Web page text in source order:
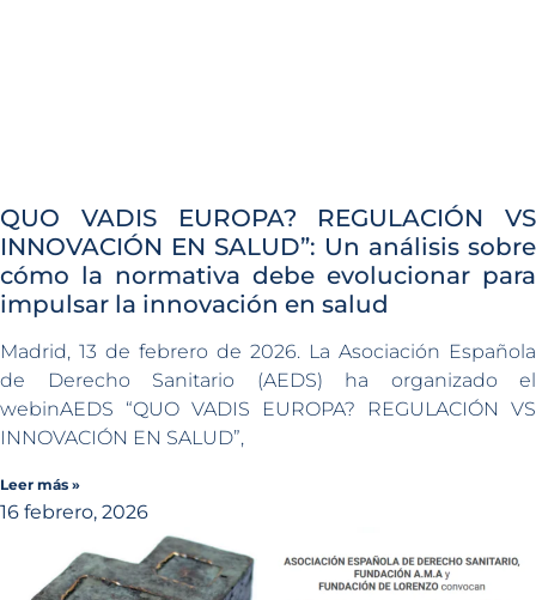
QUO VADIS EUROPA? REGULACIÓN VS
INNOVACIÓN EN SALUD”: Un análisis sobre
cómo la normativa debe evolucionar para
impulsar la innovación en salud
Madrid, 13 de febrero de 2026. La Asociación Española
de Derecho Sanitario (AEDS) ha organizado el
webinAEDS “QUO VADIS EUROPA? REGULACIÓN VS
INNOVACIÓN EN SALUD”,
Leer más »
16 febrero, 2026